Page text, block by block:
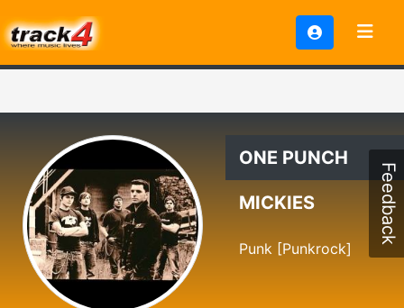
ONE PUNCH
MICKIES
Punk [Punkrock]
Feedback